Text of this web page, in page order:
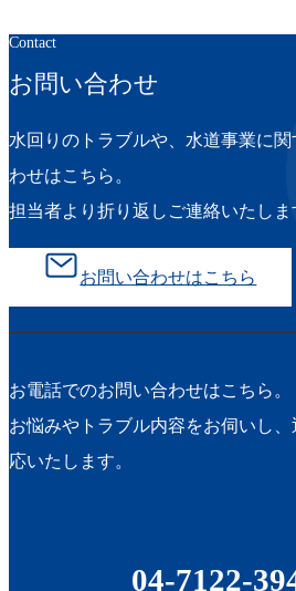
Contact
お問い合わせ
水回りのトラブルや、水道事業に
わせはこちら。
担当者より折り返しご連絡いたしま
お問い合わせはこちら
お電話でのお問い合わせはこちら。
お悩みやトラブル内容をお伺いし
応いたします。
04-7122-